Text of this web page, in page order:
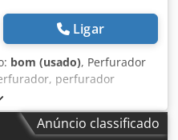
Ligar
bom (usado), Perfurador
perfurador
800/400/H1200
Akqoa
Anúncio classificado